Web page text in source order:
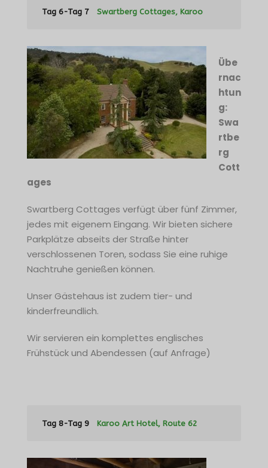
Tag 6-Tag 7 Swartberg Cottages, Karoo
Übe
rnac
htun
g:
Swa
rtbe
rg
Cott
ages
Swartberg Cottages verfügt über fünf Zimmer,
jedes mit eigenem Eingang. Wir bieten sichere
Parkplätze abseits der Straße hinter
verschlossenen Toren, sodass Sie eine ruhige
Nachtruhe genießen können.
Unser Gästehaus ist zudem tier- und
kinderfreundlich.
Wir servieren ein komplettes englisches
Frühstück und Abendessen (auf Anfrage)
Tag 8-Tag 9 Karoo Art Hotel, Route 62